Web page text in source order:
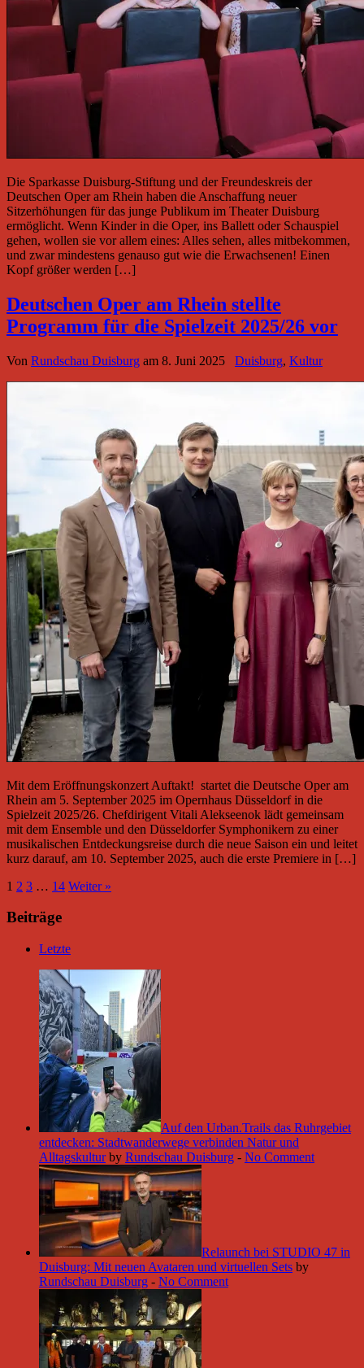
Die Sparkasse Duisburg-Stiftung und der Freundeskreis der
Deutschen Oper am Rhein haben die Anschaffung neuer
Sitzerhöhungen für das junge Publikum im Theater Duisburg
ermöglicht. Wenn Kinder in die Oper, ins Ballett oder Schauspiel
gehen, wollen sie vor allem eines: Alles sehen, alles mitbe­kommen,
und zwar mindestens genauso gut wie die Erwachsenen! Einen
Kopf größer werden […]
Deutschen Oper am Rhein stellte
Programm für die Spielzeit 2025/26 vor
Von Rundschau Duisburg am 8. Juni 2025 Duisburg, Kultur
Mit dem Eröffnungskonzert Auftakt! startet die Deutsche Oper am
Rhein am 5. September 2025 im Opernhaus Düsseldorf in die
Spielzeit 2025/26. Chefdirigent Vitali Alekseenok lädt gemeinsam
mit dem Ensemble und den Düsseldorfer Symphonikern zu einer
musikalischen Entdeckungsreise durch die neue Saison ein und leitet
kurz darauf, am 10. September 2025, auch die erste Premiere in […]
1 2 3 … 14 Weiter »
Beiträge
Letzte
Auf den Urban.Trails das Ruhrgebiet
entdecken: Stadtwanderwege verbinden Natur und
Alltagskultur by Rundschau Duisburg - No Comment
Relaunch bei STUDIO 47 in
Duisburg: Mit neuen Avataren und virtuellen Sets by
Rundschau Duisburg - No Comment